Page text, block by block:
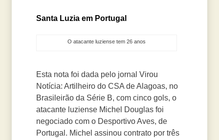
Santa Luzia em Portugal
O atacante luziense tem 26 anos
Esta nota foi dada pelo jornal Virou
Notícia: Artilheiro do CSA de Alagoas, no
Brasileirão da Série B, com cinco gols, o
atacante luziense Michel Douglas foi
negociado com o Desportivo Aves, de
Portugal. Michel assinou contrato por três